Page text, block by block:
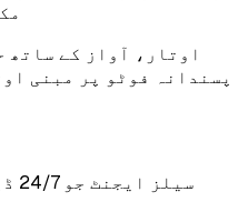
پسندانہ فوٹو پر مبنی